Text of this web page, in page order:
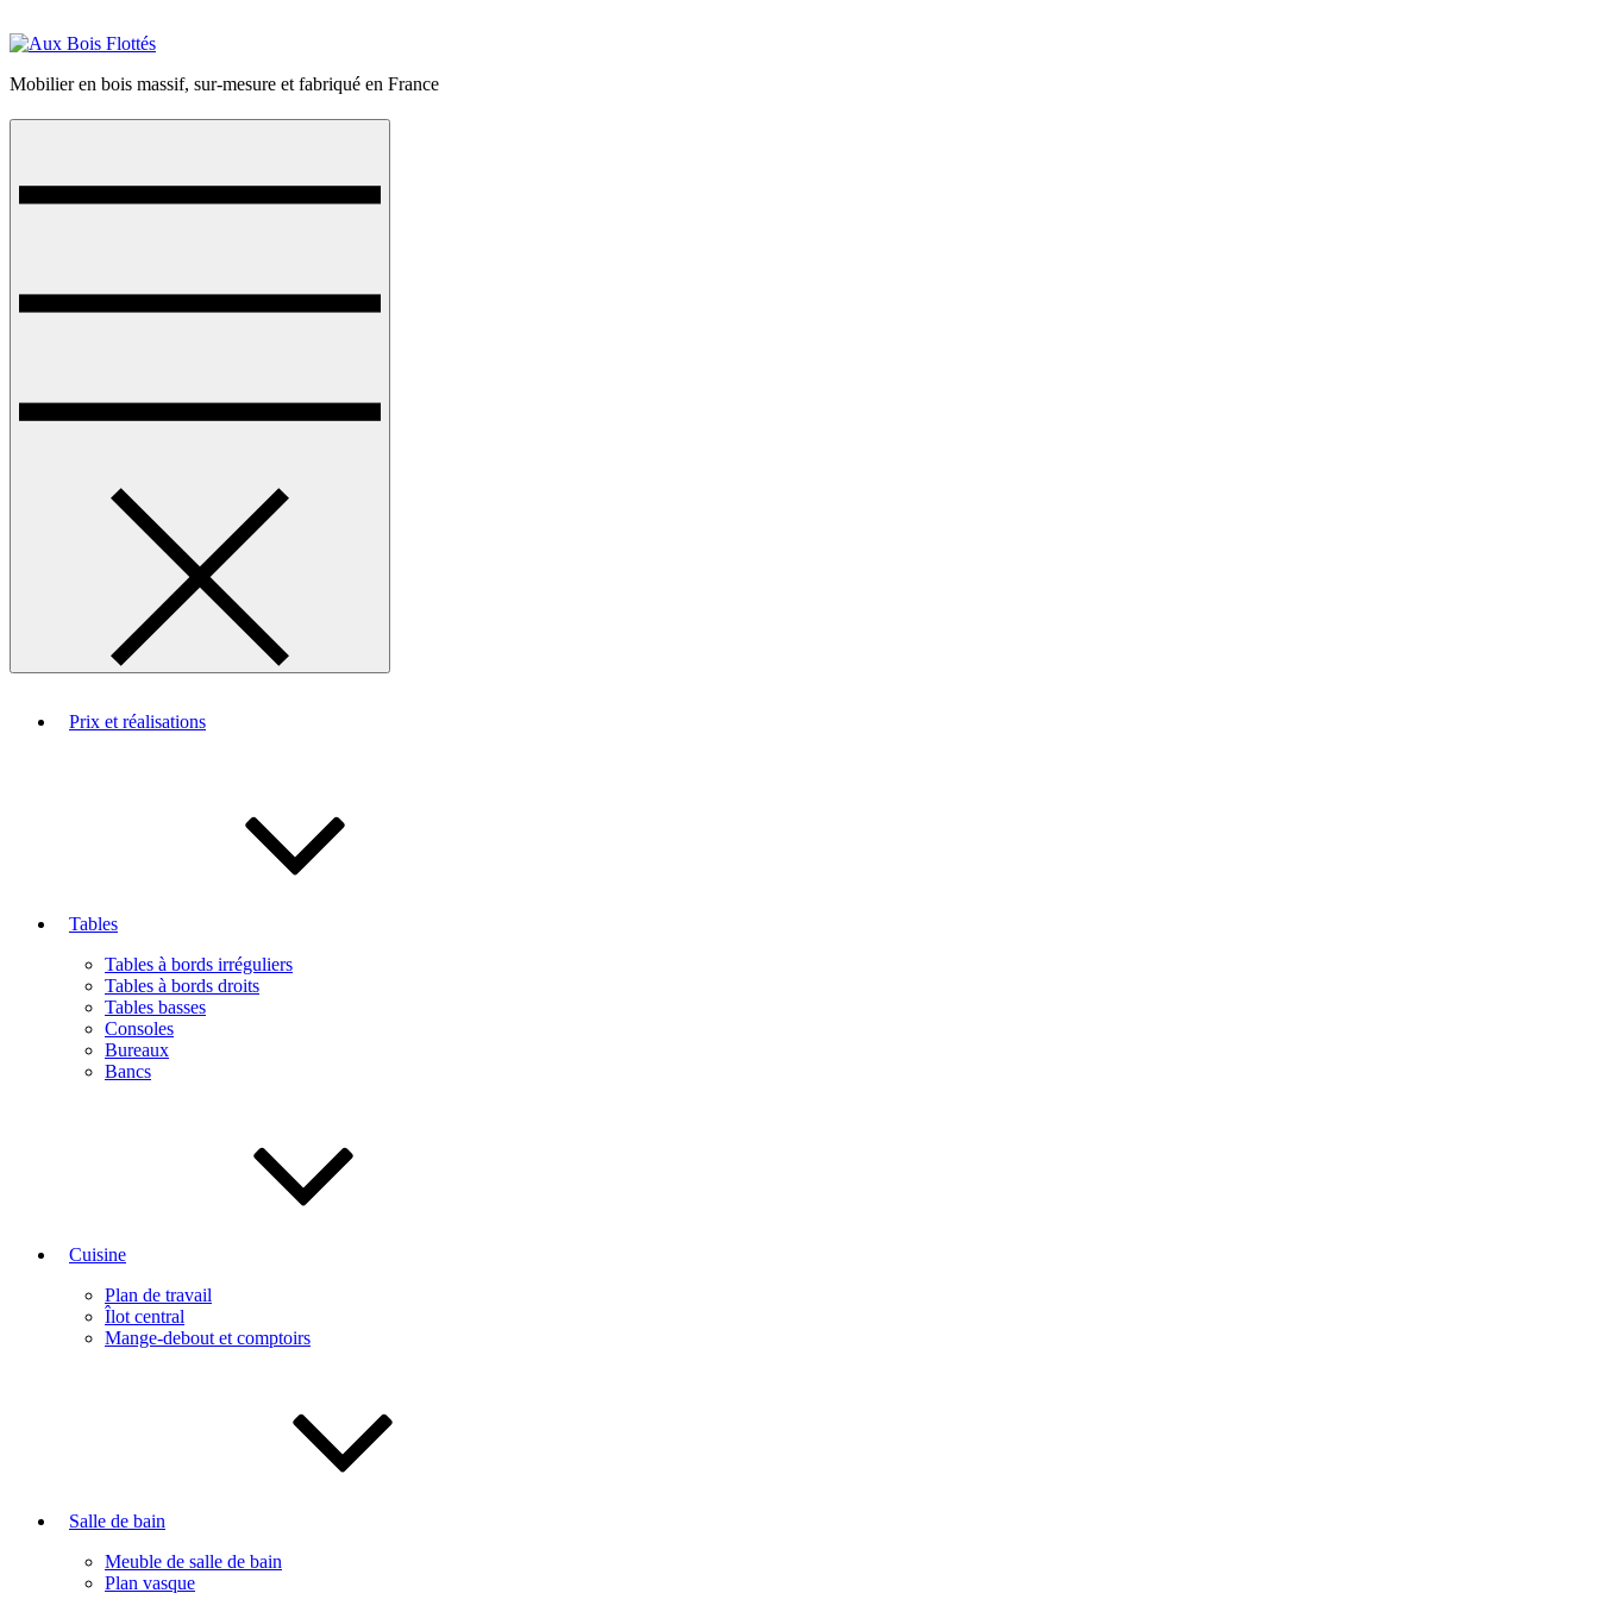
to
Mobilier en bois massif, sur-mesure et fabriqué en France
Prix et réalisations
Tables
Tables à bords irréguliers
Tables à bords droits
Tables basses
Consoles
Bureaux
Bancs
Cuisine
Plan de travail
Îlot central
Mange-debout et comptoirs
Salle de bain
Meuble de salle de bain
Plan vasque